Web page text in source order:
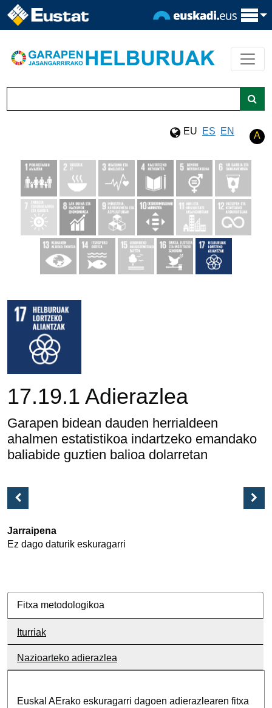
EU ES EN A
17.19.1 Adierazlea
Garapen bidean dauden herrialdeen
ahalmen estatistikoa indartzeko emandako
baliabide guztien balioa dolarretan
Jarraipena
Ez dago daturik eskuragarri
Fitxa metodologikoa
Iturriak
Nazioarteko adierazlea
Euskal AErako eskuragarri dagoen adierazlearen fitxa